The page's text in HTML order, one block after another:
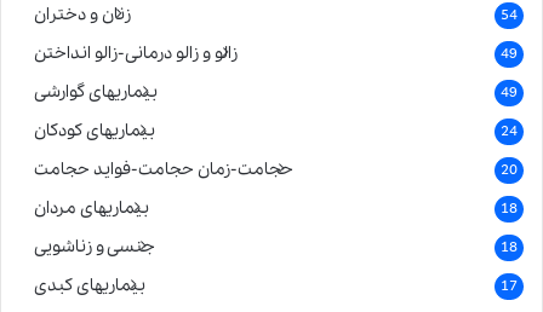
زنان و دختران 54
زالو و زالو درمانی-زالو انداختن 49
بیماریهای گوارشی 49
بیماریهای کودکان 24
حجامت-زمان حجامت-فواید حجامت 20
بیماریهای مردان 18
جنسی و زناشویی 18
بیماریهای کبدی 17